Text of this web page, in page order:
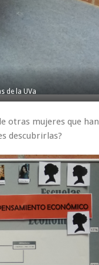
de la UVa
otras mujeres que han
descubrirlas?